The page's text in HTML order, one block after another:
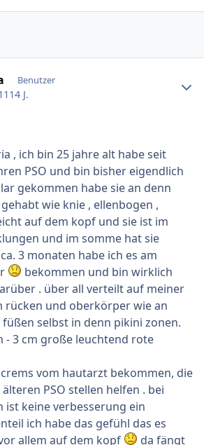
Benutzer
14 J.
, ich bin 25 jahre alt habe seit
PSO und bin bisher eigendlich
gekommen habe sie an denn
wie knie , ellenbogen ,
auf dem kopf und sie ist im
und im somme hat sie
3 monaten habe ich es am
bekommen und bin wirklich
. über all verteilt auf meiner
rücken und oberkörper wie an
selbst in denn pikini zonen.
- 3 cm große leuchtend rote
vom hautarzt bekommen, die
PSO stellen helfen . bei
ist keine verbesserung ein
ich habe das gefühl das es
allem auf dem kopf
da fängt